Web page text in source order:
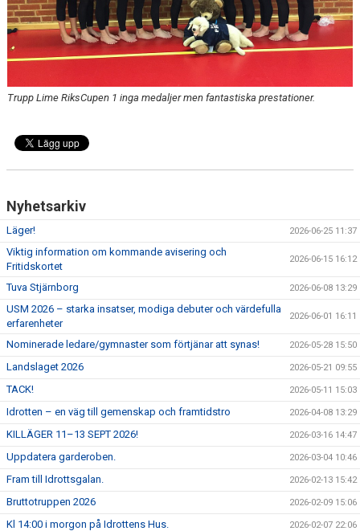
Trupp Lime RiksCupen 1 inga medaljer men fantastiska prestationer.
Nyhetsarkiv
Läger! 2026-06-25 11:37
Viktig information om kommande avisering och
Fritidskortet
2026-06-15 16:12
Tuva Stjärnborg 2026-06-08 13:29
USM 2026 – starka insatser, modiga debuter och värdefulla
erfarenheter
2026-06-01 16:11
Nominerade ledare/gymnaster som förtjänar att synas! 2026-05-28 15:50
Landslaget 2026 2026-05-21 09:55
TACK! 2026-05-11 15:03
Idrotten – en väg till gemenskap och framtidstro 2026-04-08 13:29
KILLÄGER 11–13 SEPT 2026! 2026-03-16 14:47
Uppdatera garderoben. 2026-03-04 10:46
Fram till Idrottsgalan. 2026-02-13 15:42
Bruttotruppen 2026 2026-02-09 15:06
Kl 14:00 i morgon på Idrottens Hus. 2026-02-07 22:06